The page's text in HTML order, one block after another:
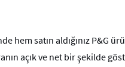
satın aldığınız P&G
açık ve net bir şekilde